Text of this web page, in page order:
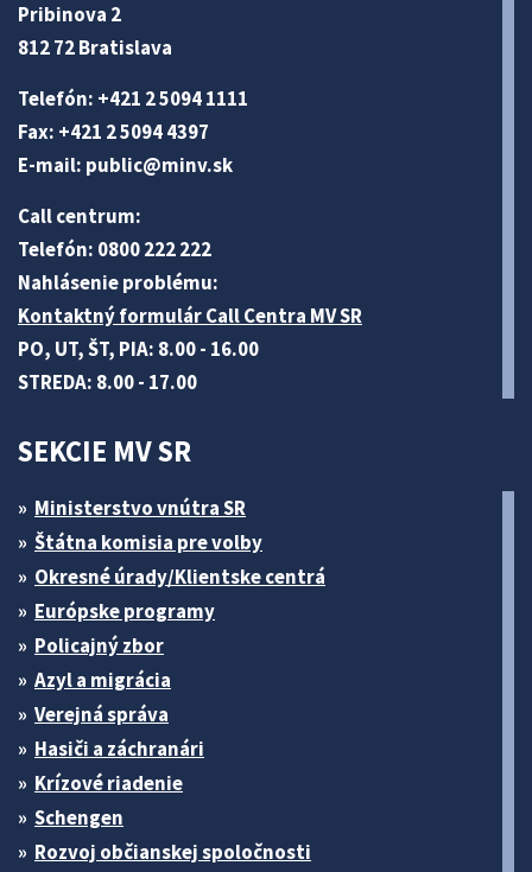
Pribinova 2
812 72 Bratislava
Telefón: +421 2 5094 1111
Fax: +421 2 5094 4397
E-mail: public@minv.sk
Call centrum:
Telefón: 0800 222 222
Nahlásenie problému:
Kontaktný formulár Call Centra MV SR
PO, UT, ŠT, PIA: 8.00 - 16.00
STREDA: 8.00 - 17.00
SEKCIE MV SR
Ministerstvo vnútra SR
Štátna komisia pre volby
Okresné úrady/Klientske centrá
Európske programy
Policajný zbor
Azyl a migrácia
Verejná správa
Hasiči a záchranári
Krízové riadenie
Schengen
Rozvoj občianskej spoločnosti